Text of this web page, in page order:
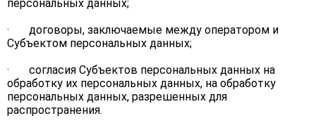
персональных данных;
· договоры, заключаемые между оператором и
Субъектом персональных данных;
· согласия Субъектов персональных данных на
обработку их персональных данных, на обработку
персональных данных, разрешенных для
распространения.